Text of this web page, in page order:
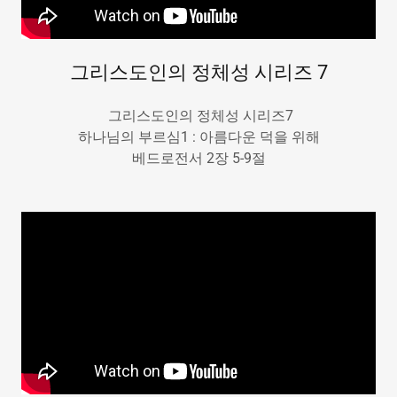
그리스도인의 정체성 시리즈 7
그리스도인의 정체성 시리즈7
하나님의 부르심1 : 아름다운 덕을 위해
베드로전서 2장 5-9절